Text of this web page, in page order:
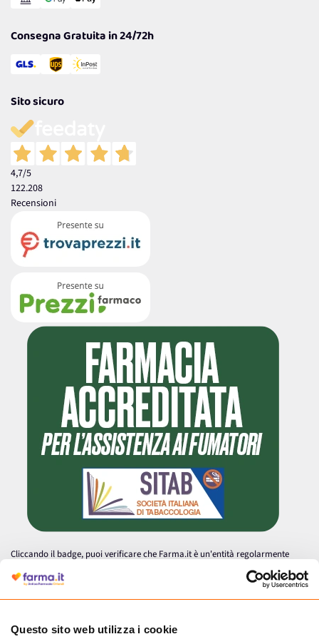
Questo sito web utilizza i cookie
Consegna Gratuita in 24/72h
Sito sicuro
4,7/5
122.208
Recensioni
Cliccando il badge, puoi verificare che Farma.it è un'entità regolarmente
autorizzata dal Ministero della Salute a effettuare la vendita online di
medicinali.